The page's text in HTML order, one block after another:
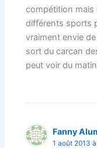
compétition mais
différents sports
vraiment envie
sort du carcan
peut voir du
Fanny
1 août 2013